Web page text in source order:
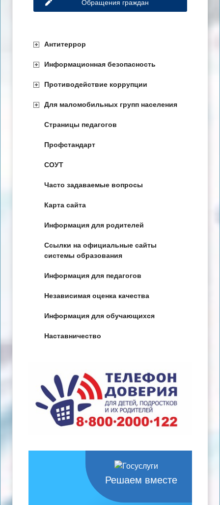
Обращения граждан
Антитеррор
Информационная безопасность
Противодействие коррупции
Для маломобильных групп населения
Страницы педагогов
Профстандарт
СОУТ
Часто задаваемые вопросы
Карта сайта
Информация для родителей
Ссылки на официальные сайты
системы образования
Информация для педагогов
Независимая оценка качества
Информация для обучающихся
Наставничество
Решаем вместе